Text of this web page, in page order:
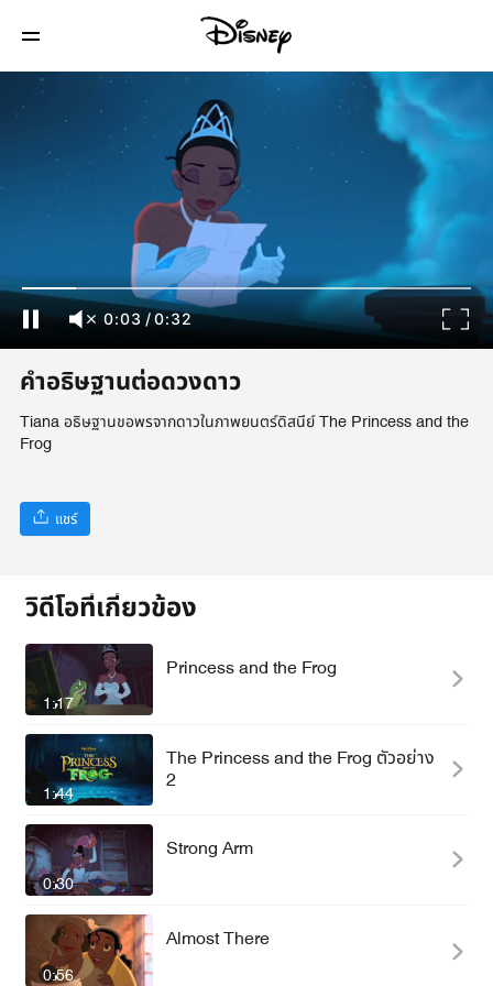
0:03 /0:32
คำอธิษฐานต่อดวงดาว
Tiana อธิษฐานขอพรจากดาวในภาพยนตร์ดิสนีย์ The Princess and the
Frog
แชร์
วิดีโอที่เกี่ยวข้อง
1:17
Princess and the Frog
1:44
The Princess and the Frog ตัวอย่าง
2
0:30
Strong Arm
0:56
Almost There